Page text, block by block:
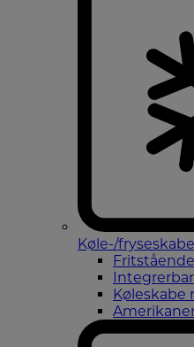
Køle-/fryseskabe
Køleskabe